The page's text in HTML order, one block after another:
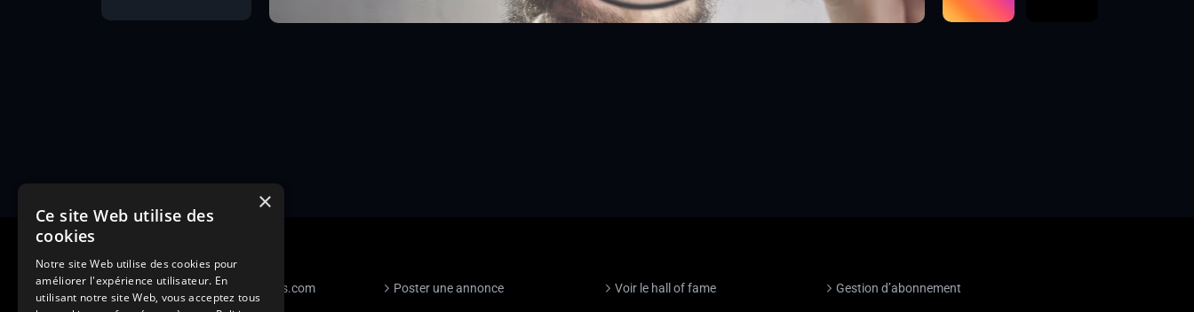
S’inscrire à Figurants.com Poster une annonce Voir le hall of fame Gestion d’abonnement
×
Ce site Web utilise des
cookies
Notre site Web utilise des cookies pour
améliorer l'expérience utilisateur. En
utilisant notre site Web, vous acceptez tous